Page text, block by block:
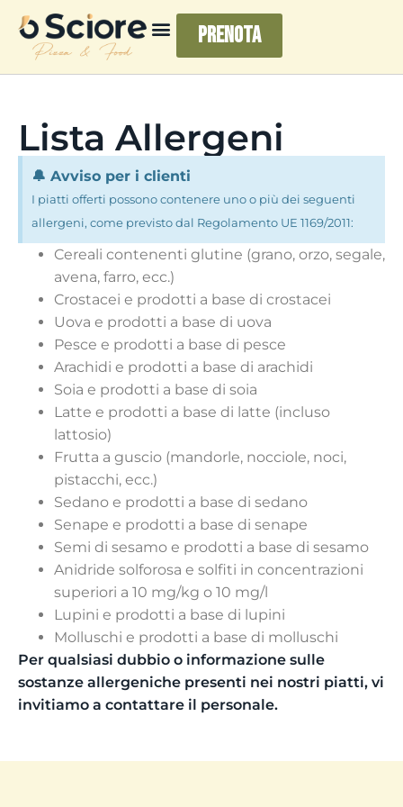
Prenota
Lista Allergeni
🔔 Avviso per i clienti
⁠I piatti offerti possono contenere uno o più dei seguenti
allergeni, come previsto dal Regolamento UE 1169/2011:
Cereali contenenti glutine (grano, orzo, segale,
avena, farro, ecc.)
Crostacei e prodotti a base di crostacei
Uova e prodotti a base di uova
Pesce e prodotti a base di pesce
Arachidi e prodotti a base di arachidi
Soia e prodotti a base di soia
Latte e prodotti a base di latte (incluso
lattosio)
Frutta a guscio (mandorle, nocciole, noci,
pistacchi, ecc.)
Sedano e prodotti a base di sedano
Senape e prodotti a base di senape
Semi di sesamo e prodotti a base di sesamo
Anidride solforosa e solfiti in concentrazioni
superiori a 10 mg/kg o 10 mg/l
Lupini e prodotti a base di lupini
Molluschi e prodotti a base di molluschi
Per qualsiasi dubbio o informazione sulle
sostanze allergeniche presenti nei nostri piatti, vi
invitiamo a contattare il personale.